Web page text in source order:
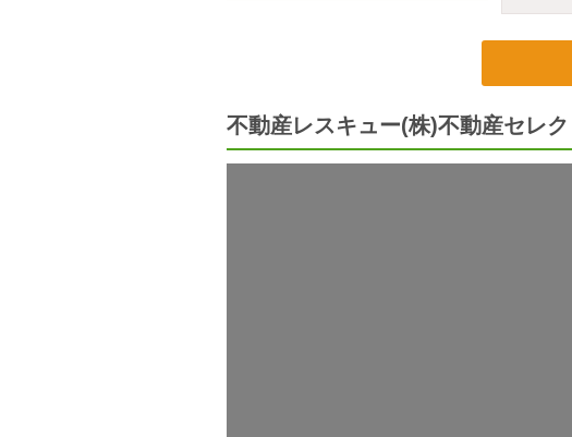
不動産レスキュー(株)不動産セレ